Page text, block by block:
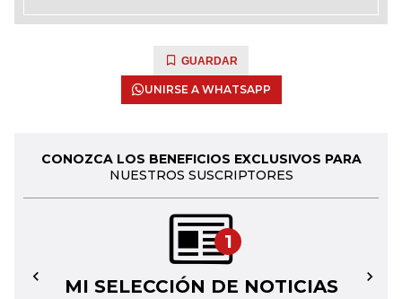
GUARDAR
UNIRSE A WHATSAPP
CONOZCA LOS BENEFICIOS EXCLUSIVOS PARA
NUESTROS SUSCRIPTORES
1
MI SELECCIÓN DE NOTICIAS
← →